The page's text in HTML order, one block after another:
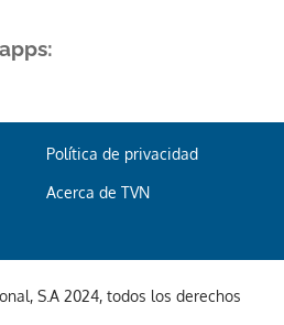
a nuestro boletín.
Política de privacidad
Acerca de TVN
S.A 2024, todos los derechos